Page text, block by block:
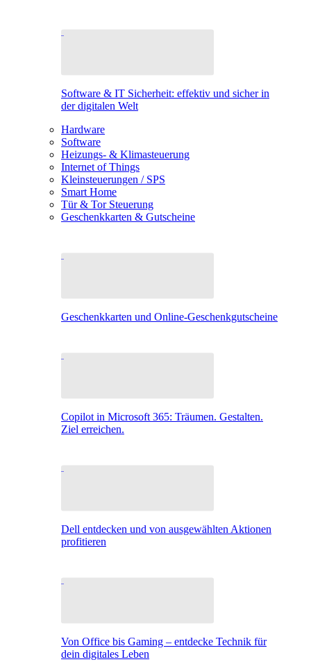
Software & IT Sicherheit: effektiv und sicher in
der digitalen Welt
Hardware
Software
Heizungs- & Klimasteuerung
Internet of Things
Kleinsteuerungen / SPS
Smart Home
Tür & Tor Steuerung
Geschenkkarten & Gutscheine
Geschenkkarten und Online-Geschenkgutscheine
Copilot in Microsoft 365: Träumen. Gestalten.
Ziel erreichen.
Dell entdecken und von ausgewählten Aktionen
profitieren
Von Office bis Gaming – entdecke Technik für
dein digitales Leben